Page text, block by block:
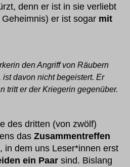
denn er ist in sie verliebt
er ist sogar mit
den Angriff von Räubern
ist davon nicht begeistert. Er
tritt er der Kriegerin gegenüber.
des dritten (von zwölf)
dasZusammentreffen
, in dem uns Leser*innen erst
ein Paar sind. Bislang